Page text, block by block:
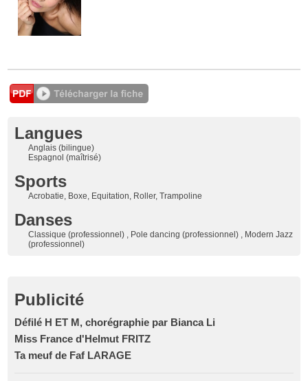
Langues
Anglais (bilingue)
Espagnol (maîtrisé)
Sports
Acrobatie, Boxe, Equitation, Roller, Trampoline
Danses
Classique (professionnel) , Pole dancing (professionnel) , Modern Jazz
(professionnel)
Publicité
Défilé H ET M, chorégraphie par Bianca Li
Miss France d'Helmut FRITZ
Ta meuf de Faf LARAGE